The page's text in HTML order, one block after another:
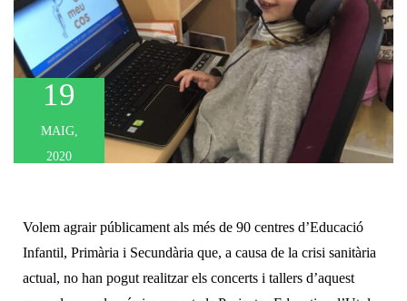
19
MAIG,
2020
Volem agrair públicament als més de 90 centres d’Educació
Infantil, Primària i Secundària que, a causa de la crisi sanitària
actual, no han pogut realitzar els concerts i tallers d’aquest